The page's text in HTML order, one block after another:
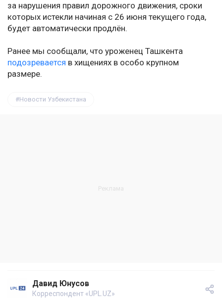
за нарушения правил дорожного движения, сроки
которых истекли начиная с 26 июня текущего года,
будет автоматически продлён.
Ранее мы сообщали, что уроженец Ташкента
подозревается в хищениях в особо крупном
размере.
Новости Узбекистана
Давид Юнусов
Корреспондент «UPL.UZ»